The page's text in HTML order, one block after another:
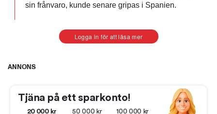
sin frånvaro, kunde senare gripas i Spanien.
Logga in för att läsa mer
ANNONS